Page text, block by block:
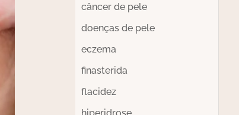
câncer de pele
doenças de pele
eczema
finasterida
flacidez
hiperidrose